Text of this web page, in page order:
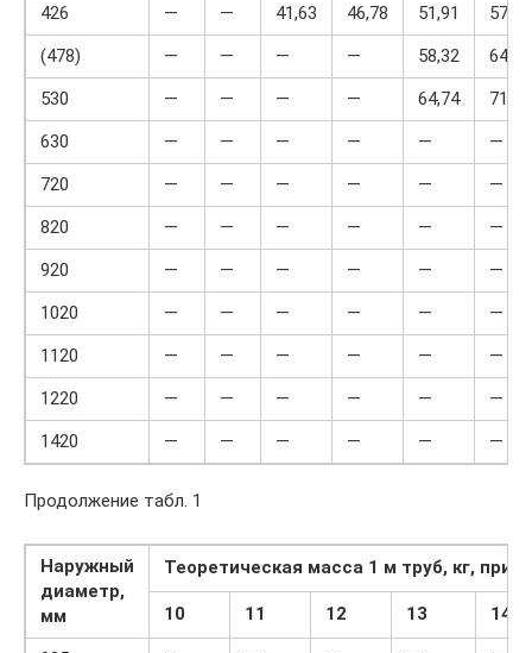
426
— — 41,63 46,78 51,91
57,04
(478)
— — — — 58,32
64,09
530
— — — — 64,74
71,14
630
— — — — —
—
720
— — — — —
—
820
— — — — —
—
920
— — — — —
—
1020
— — — — —
—
1120
— — — — —
—
1220
— — — — —
—
1420
— — — — — —
Продолжение табл. 1
Наружный
диаметр,
мм
Теоретическая масса 1 м труб, кг, при
10 11 12 13 14